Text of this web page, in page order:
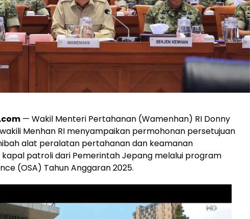
— Wakil Menteri Pertahanan (Wamenhan) RI Donny
Menhan RI menyampaikan permohonan persetujuan
alat peralatan pertahanan dan keamanan
patroli dari Pemerintah Jepang melalui program
(OSA) Tahun Anggaran 2025.